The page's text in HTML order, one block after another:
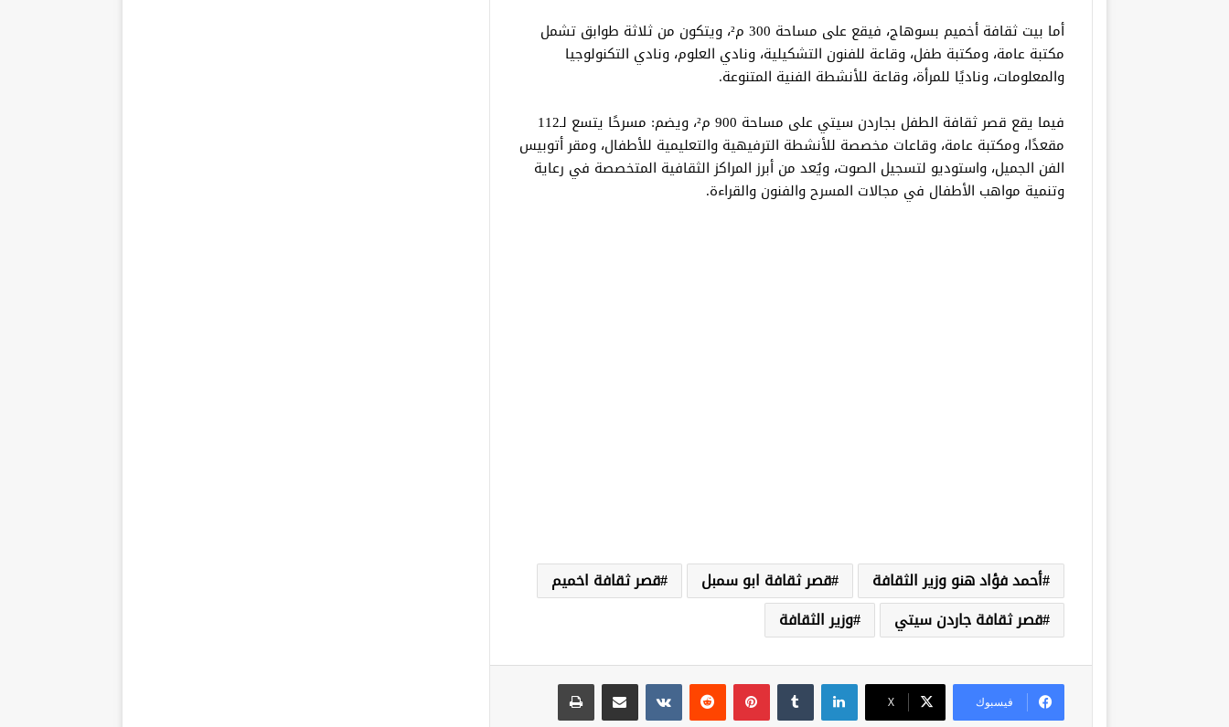
أما بيت ثقافة أخميم بسوهاج، فيقع على مساحة 300 م²، ويتكون من ثلاثة طوابق تشمل
مكتبة عامة، ومكتبة طفل، وقاعة للفنون التشكيلية، ونادي العلوم، ونادي التكنولوجيا
والمعلومات، وناديًا للمرأة، وقاعة للأنشطة الفنية المتنوعة.
فيما يقع قصر ثقافة الطفل بجاردن سيتي على مساحة 900 م²، ويضم: مسرحًا يتسع لـ112
مقعدًا، ومكتبة عامة، وقاعات مخصصة للأنشطة الترفيهية والتعليمية للأطفال، ومقر أتوبيس
الفن الجميل، واستوديو لتسجيل الصوت، ويُعد من أبرز المراكز الثقافية المتخصصة في رعاية
وتنمية مواهب الأطفال في مجالات المسرح والفنون والقراءة.
أحمد فؤاد هنو وزير الثقافة قصر ثقافة ابو سمبل
قصر ثقافة اخميم
قصر ثقافة جاردن سيتي
وزير الثقافة
فيسبوك ‫X
لينكدإن بينتيريست